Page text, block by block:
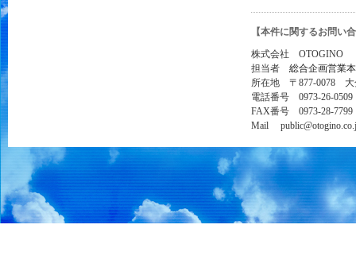
【本件に関するお問い
株式会社 OTOGINO
担当者 総合企画営業
所在地 〒877-0078 大
電話番号 0973-26-0509
FAX番号 0973-28-7799
Mail